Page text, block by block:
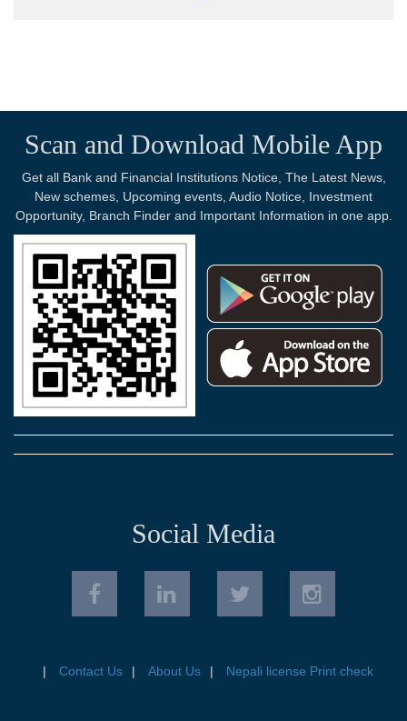
Scan and Download Mobile App
Get all Bank and Financial Institutions Notice, The Latest News,
New schemes, Upcoming events, Audio Notice, Investment
Opportunity, Branch Finder and Important Information in one app.
Social Media
Contact Us About Us Nepali license Print check